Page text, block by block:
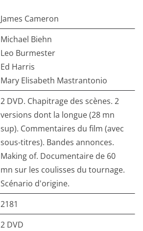
James Cameron
Michael Biehn
Leo Burmester
Ed Harris
Mary Elisabeth Mastrantonio
2 DVD. Chapitrage des scènes. 2
versions dont la longue (28 mn
sup). Commentaires du film (avec
sous-titres). Bandes annonces.
Making of. Documentaire de 60
mn sur les coulisses du tournage.
Scénario d'origine.
2181
2 DVD